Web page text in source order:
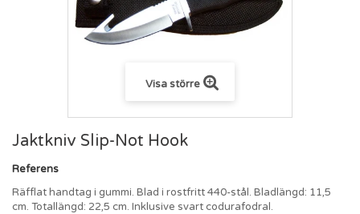
Visa större
Jaktkniv Slip-Not Hook
Referens
Räfflat handtag i gummi. Blad i rostfritt 440-stål. Bladlängd: 11,5
cm. Totallängd: 22,5 cm. Inklusive svart codurafodral.